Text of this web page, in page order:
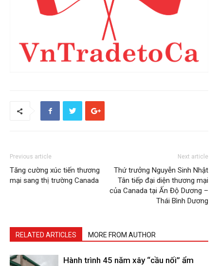
Previous article
Tăng cường xúc tiến thương
mại sang thị trường Canada
Next article
Thứ trưởng Nguyễn Sinh Nhật
Tân tiếp đại diện thương mại
của Canada tại Ấn Độ Dương –
Thái Bình Dương
RELATED ARTICLES MORE FROM AUTHOR
Hành trình 45 năm xây “cầu nối” ẩm